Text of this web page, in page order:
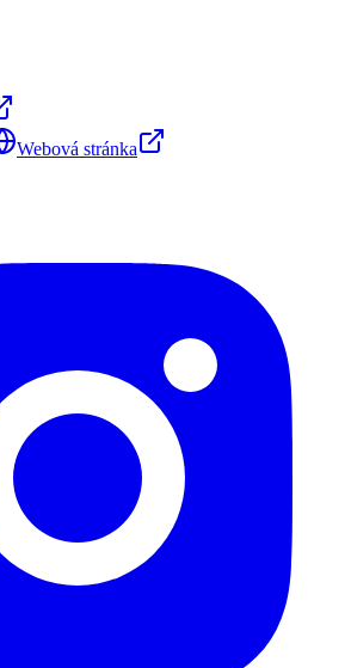
Webová stránka